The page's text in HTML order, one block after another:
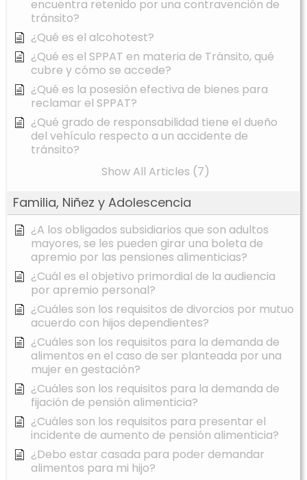
encuentra retenido por una contravención de
tránsito?
¿Qué es el alcohotest?
¿Qué es el SPPAT en materia de Tránsito, qué
cubre y cómo se accede?
¿Qué es la posesión efectiva de bienes para
reclamar el SPPAT?
¿Qué grado de responsabilidad tiene el dueño
del vehículo respecto a un accidente de
tránsito?
Show All Articles (7)
Familia, Niñez y Adolescencia
¿A los obligados subsidiarios que son adultos
mayores, se les pueden girar una boleta de
apremio por las pensiones alimenticias?
¿Cuál es el objetivo primordial de la audiencia
por apremio personal?
¿Cuáles son los requisitos de divorcios por mutuo
acuerdo con hijos dependientes?
¿Cuáles son los requisitos para la demanda de
alimentos en el caso de ser planteada por una
mujer en gestación?
¿Cuáles son los requisitos para la demanda de
fijación de pensión alimenticia?
¿Cuáles son los requisitos para presentar el
incidente de aumento de pensión alimenticia?
¿Debo estar casada para poder demandar
alimentos para mi hijo?